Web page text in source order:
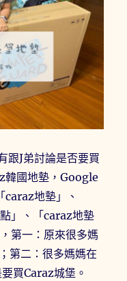
跟J弟討論是否要買
韓國地墊，Google
caraz地墊」、
」、「caraz地墊
第一：原來很多媽
第二：很多媽媽在
買Caraz城堡。